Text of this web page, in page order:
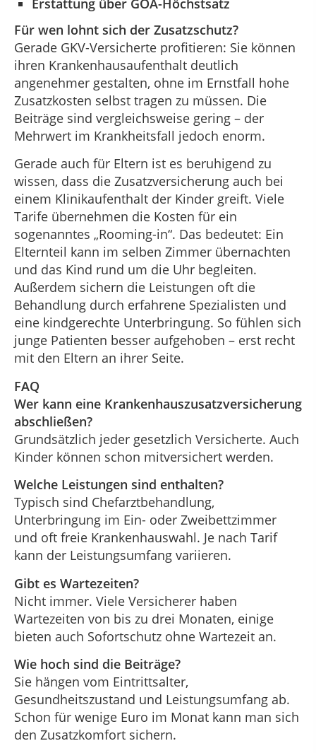
Erstattung über GOÄ-Höchstsatz
Für wen lohnt sich der Zusatzschutz?
Gerade GKV-Versicherte profitieren: Sie können
ihren Krankenhausaufenthalt deutlich
angenehmer gestalten, ohne im Ernstfall hohe
Zusatzkosten selbst tragen zu müssen. Die
Beiträge sind vergleichsweise gering – der
Mehrwert im Krankheitsfall jedoch enorm.
Gerade auch für Eltern ist es beruhigend zu
wissen, dass die Zusatzversicherung auch bei
einem Klinikaufenthalt der Kinder greift. Viele
Tarife übernehmen die Kosten für ein
sogenanntes „Rooming-in“. Das bedeutet: Ein
Elternteil kann im selben Zimmer übernachten
und das Kind rund um die Uhr begleiten.
Außerdem sichern die Leistungen oft die
Behandlung durch erfahrene Spezialisten und
eine kindgerechte Unterbringung. So fühlen sich
junge Patienten besser aufgehoben – erst recht
mit den Eltern an ihrer Seite.
FAQ
Wer kann eine Krankenhauszusatz­versicherung
abschließen?
Grundsätzlich jeder gesetzlich Versicherte. Auch
Kinder können schon mitversichert werden.
Welche Leistungen sind enthalten?
Typisch sind Chefarztbehandlung,
Unterbringung im Ein- oder Zweibettzimmer
und oft freie Krankenhauswahl. Je nach Tarif
kann der Leistungsumfang variieren.
Gibt es Wartezeiten?
Nicht immer. Viele Versicherer haben
Wartezeiten von bis zu drei Monaten, einige
bieten auch Sofortschutz ohne Wartezeit an.
Wie hoch sind die Beiträge?
Sie hängen vom Eintrittsalter,
Gesundheitszustand und Leistungsumfang ab.
Schon für wenige Euro im Monat kann man sich
den Zusatzkomfort sichern.